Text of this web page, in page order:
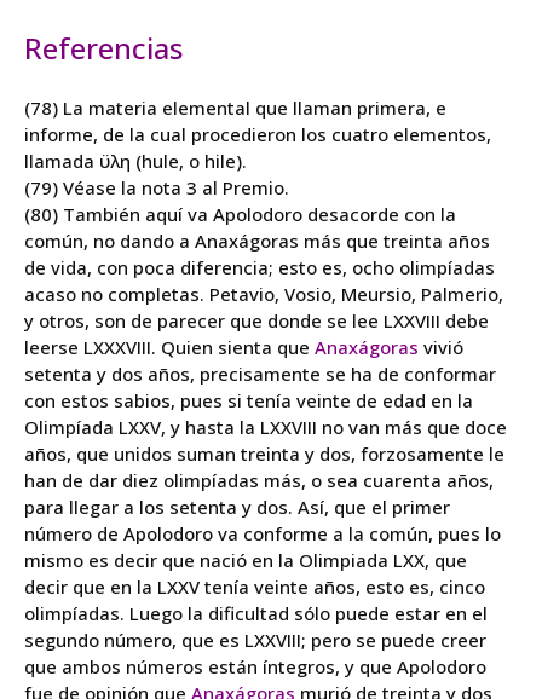
Referencias
(78) La materia elemental que llaman primera, e
informe, de la cual procedieron los cuatro elementos,
llamada ϋλη (hule, o hile).
(79) Véase la nota 3 al Premio.
(80) También aquí va Apolodoro desacorde con la
común, no dando a Anaxágoras más que treinta años
de vida, con poca diferencia; esto es, ocho olimpíadas
acaso no completas. Petavio, Vosio, Meursio, Palmerio,
y otros, son de parecer que donde se lee LXXVIII debe
leerse LXXXVIII. Quien sienta que Anaxágoras vivió
setenta y dos años, precisamente se ha de conformar
con estos sabios, pues si tenía veinte de edad en la
Olimpíada LXXV, y hasta la LXXVIII no van más que doce
años, que unidos suman treinta y dos, forzosamente le
han de dar diez olimpíadas más, o sea cuarenta años,
para llegar a los setenta y dos. Así, que el primer
número de Apolodoro va conforme a la común, pues lo
mismo es decir que nació en la Olimpiada LXX, que
decir que en la LXXV tenía veinte años, esto es, cinco
olimpíadas. Luego la dificultad sólo puede estar en el
segundo número, que es LXXVIII; pero se puede creer
que ambos números están íntegros, y que Apolodoro
fue de opinión que Anaxágoras murió de treinta y dos